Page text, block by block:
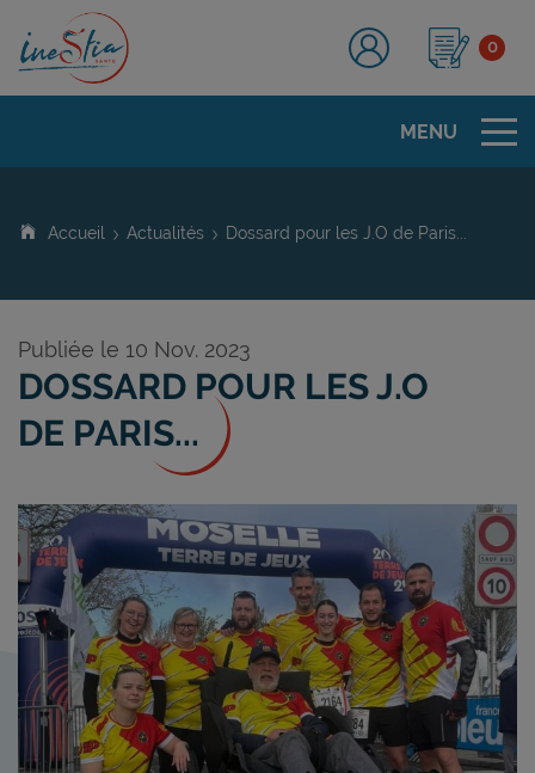
0
MENU
Accueil Actualités Dossard pour les J.O de Paris...
Publiée le 10 Nov. 2023
DOSSARD POUR LES J.O
DE PARIS...